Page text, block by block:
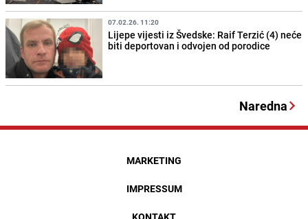
07.02.26. 11:20
Lijepe vijesti iz Švedske: Raif Terzić (4) neće
biti deportovan i odvojen od porodice
Naredna
MARKETING
IMPRESSUM